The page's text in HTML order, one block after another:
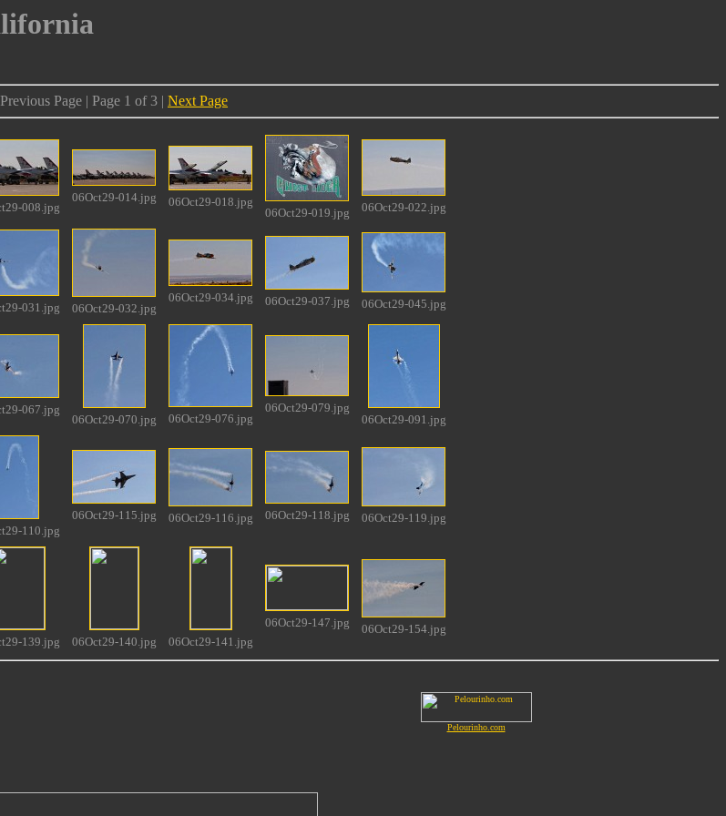
Previous Page | Page 1 of 3 | Next Page
008.jpg
06Oct29-014.jpg
06Oct29-018.jpg
06Oct29-019.jpg
06Oct29-022.jpg
031.jpg 06Oct29-032.jpg
06Oct29-034.jpg 06Oct29-037.jpg 06Oct29-045.jpg
067.jpg
06Oct29-070.jpg 06Oct29-076.jpg
06Oct29-079.jpg
06Oct29-091.jpg
110.jpg
06Oct29-115.jpg 06Oct29-116.jpg 06Oct29-118.jpg 06Oct29-119.jpg
139.jpg
06Oct29-140.jpg 06Oct29-141.jpg
06Oct29-147.jpg 06Oct29-154.jpg
Pelourinho.com